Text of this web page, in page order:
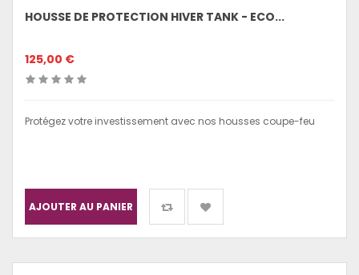
HOUSSE DE PROTECTION HIVER TANK - ECO...
125,00 €
Protégez votre investissement avec nos housses coupe-feu
AJOUTER AU PANIER